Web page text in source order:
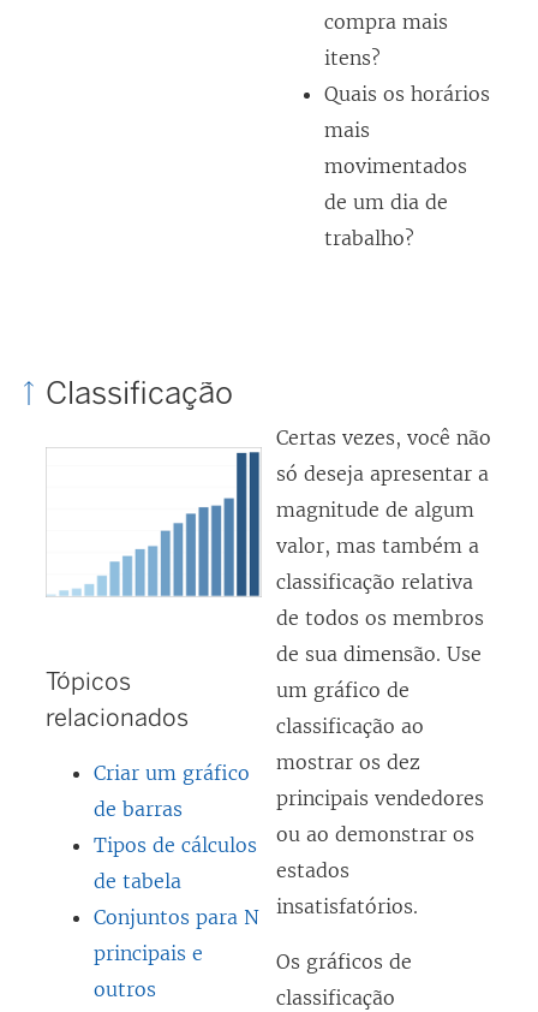
compra mais
itens?
Quais os horários
mais
movimentados
de um dia de
trabalho?
Classificação
Tópicos
relacionados
Criar um gráfico
de barras
Tipos de cálculos
de tabela
Conjuntos para N
principais e
outros
Certas vezes, você não
só deseja apresentar a
magnitude de algum
valor, mas também a
classificação relativa
de todos os membros
de sua dimensão. Use
um gráfico de
classificação ao
mostrar os dez
principais vendedores
ou ao demonstrar os
estados
insatisfatórios.
Os gráficos de
classificação